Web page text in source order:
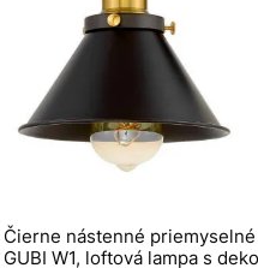
Čierne nástenné
GUBI W1, loftová lampa s